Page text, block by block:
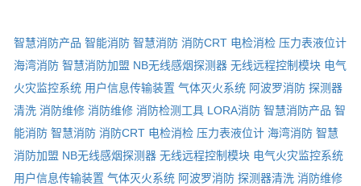
智慧消防产品 智能消防 智慧消防 消防CRT 电检消检 压力表液位计
海湾消防 智慧消防加盟 NB无线感烟探测器 无线远程控制模块 电气
火灾监控系统 用户信息传输装置 气体灭火系统 阿波罗消防 探测器
清洗 消防维修 消防维修 消防检测工具 LORA消防 智慧消防产品 智
能消防 智慧消防 消防CRT 电检消检 压力表液位计 海湾消防 智慧
消防加盟 NB无线感烟探测器 无线远程控制模块 电气火灾监控系统
用户信息传输装置 气体灭火系统 阿波罗消防 探测器清洗 消防维修